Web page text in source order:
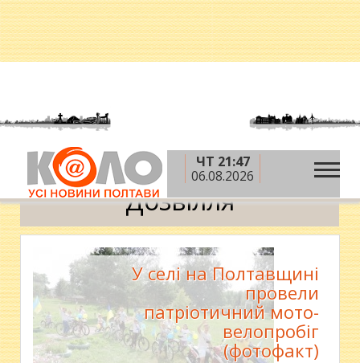
ЧТ 21:47
06.08.2026
Головна » Новини » Дозвілля
Дозвілля
У селі на Полтавщині
провели
патріотичний мото-
велопробіг
(фотофакт)